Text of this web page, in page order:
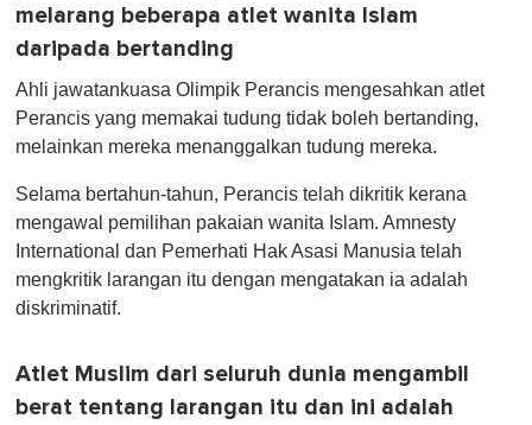
melarang beberapa atlet wanita Islam
daripada bertanding
Ahli jawatankuasa Olimpik Perancis mengesahkan atlet
Perancis yang memakai tudung tidak boleh bertanding,
melainkan mereka menanggalkan tudung mereka.
Selama bertahun-tahun, Perancis telah dikritik kerana
mengawal pemilihan pakaian wanita Islam. Amnesty
International dan Pemerhati Hak Asasi Manusia telah
mengkritik larangan itu dengan mengatakan ia adalah
diskriminatif.
Atlet Muslim dari seluruh dunia mengambil
berat tentang larangan itu dan ini adalah